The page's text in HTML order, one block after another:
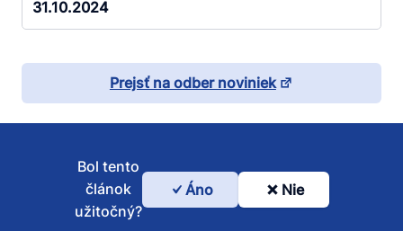
31.10.2024
Prejsť na odber noviniek
Bol
Bol tento
článok
užitočný?
Áno Nie